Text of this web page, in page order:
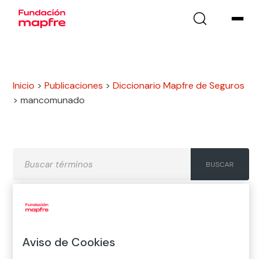
Inicio >Publicaciones >Diccionario Mapfre de Seguros
>mancomunado
H
J K
Aviso de Cookies